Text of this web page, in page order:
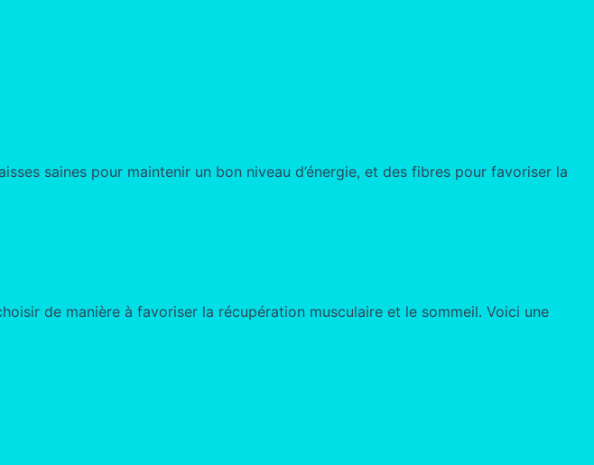
saines pour maintenir un bon niveau d’énergie, et des fibres pour favoriser la
de manière à favoriser la récupération musculaire et le sommeil. Voici une